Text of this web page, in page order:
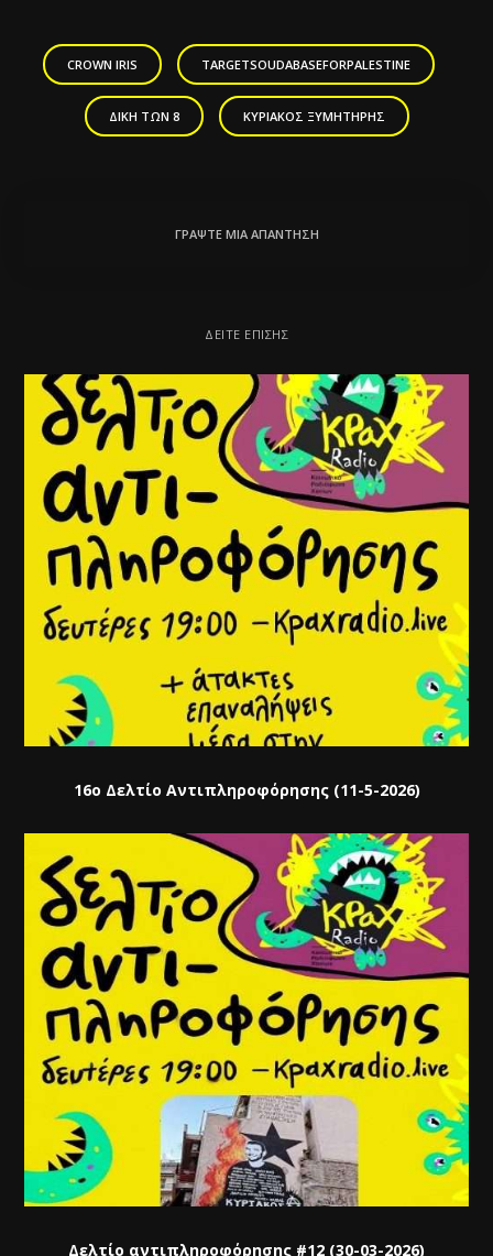
CROWN IRIS TARGETSOUDABASEFORPALESTINE
ΔΙΚΗ ΤΩΝ 8 ΚΥΡΙΑΚΟΣ ΞΥΜΗΤΗΡΗΣ
ΓΡΆΨΤΕ ΜΙΑ ΑΠΆΝΤΗΣΗ
ΔΕΊΤΕ ΕΠΊΣΗΣ
16ο Δελτίο Αντιπληροφόρησης (11-5-2026)
Δελτίο αντιπληροφόρησης #12 (30-03-2026)